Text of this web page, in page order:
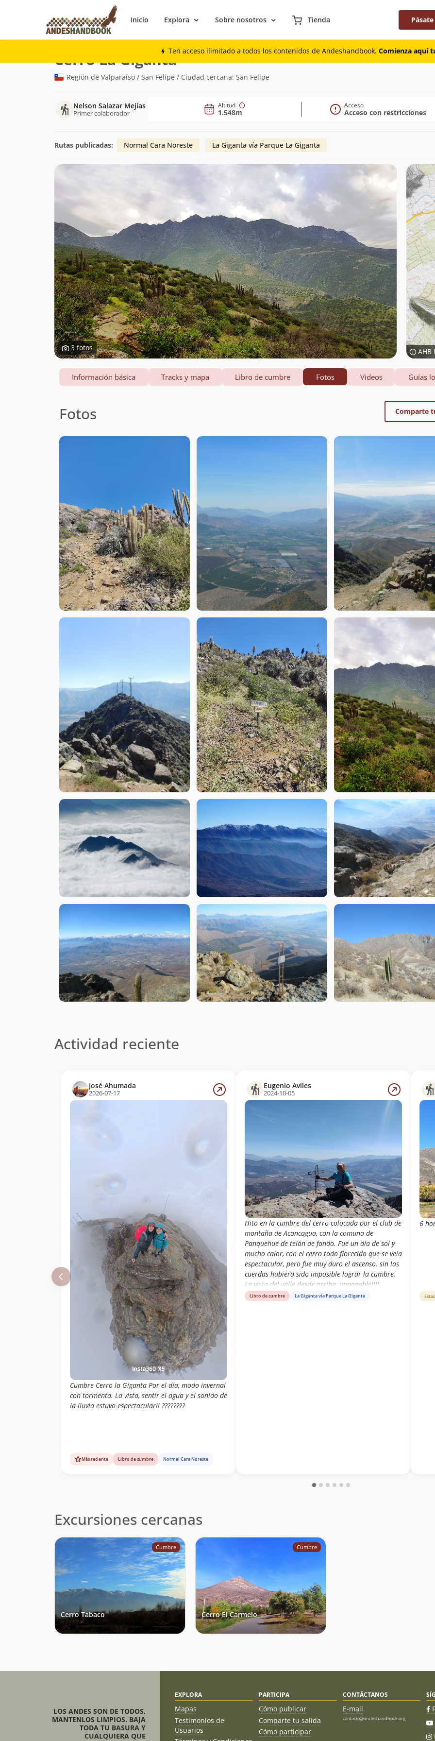
Inicio Explora Sobre nosotros Tienda
Ten acceso ilimitado a todos los contenidos de Andeshandbook. Comienza aquí
Montaña
Cerro La Giganta(1.548m)
Región de Valparaíso / San Felipe / Ciudad cercana: San Felipe
Nelson Salazar Mejías
Primer colaborador
Altitud
1.548m
Acceso
Acceso con restricciones
Rutas publicadas: Normal Cara Noreste La Giganta vía Parque La Giganta
3 fotos AHB
Información básica Tracks y mapa Libro de cumbre Fotos Videos Guías
Fotos Comparte
Actividad reciente
José Ahumada
2026-07-17
Cumbre Cerro la Giganta Por el día, modo invernal
con tormenta. La vista, sentir el agua y el sonido de
la lluvia estuvo espectacular!! ????️????
Más reciente Libro de cumbre Normal Cara Noreste
Eugenio Aviles
2024-10-05
Hito en la cumbre del cerro colocada por el club de
montaña de Aconcagua, con la comuna de
Panquehue de telón de fondo. Fue un día de sol y
mucho calor, con el cerro todo florecido que se veía
espectacular, pero fue muy duro el ascenso. sin las
cuerdas hubiera sido imposible lograr la cumbre.
La vista del valle desde arriba, impagable!!!!
Libro de cumbre La Giganta vía Parque La Giganta
6
Excursiones cercanas
Cumbre
Cerro Tabaco
Cumbre
Cerro El Carmelo
LOS ANDES SON DE TODOS,
MANTENLOS LIMPIOS. BAJA
TODA TU BASURA Y
CUALQUIERA QUE
EXPLORA
Mapas
Testimonios de
Usuarios
PARTICIPA
Cómo publicar
Comparte tu salida
Cómo participar
CONTÁCTANOS
E-mail
contacto@andeshandbook.org